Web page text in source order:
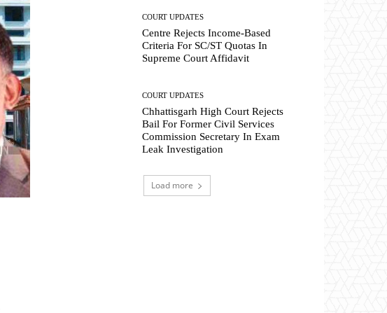
COURT UPDATES
Centre Rejects Income-Based
Criteria For SC/ST Quotas In
Supreme Court Affidavit
COURT UPDATES
Chhattisgarh High Court Rejects
Bail For Former Civil Services
Commission Secretary In Exam
Leak Investigation
Load more